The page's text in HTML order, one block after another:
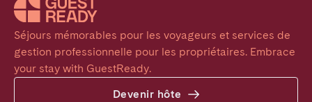
Séjours mémorables pour les voyageurs et services de
gestion professionnelle pour les propriétaires. Embrace
your stay with GuestReady.
Devenir hôte